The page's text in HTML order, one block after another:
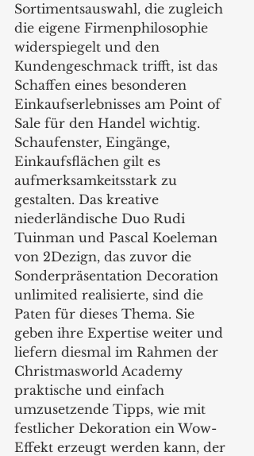
Sortimentsauswahl, die zugleich
die eigene Firmenphilosophie
widerspiegelt und den
Kundengeschmack trifft, ist das
Schaffen eines besonderen
Einkaufserlebnisses am Point of
Sale für den Handel wichtig.
Schaufenster, Eingänge,
Einkaufsflächen gilt es
aufmerksamkeitsstark zu
gestalten. Das kreative
niederländische Duo Rudi
Tuinman und Pascal Koeleman
von 2Dezign, das zuvor die
Sonderpräsentation Decoration
unlimited realisierte, sind die
Paten für dieses Thema. Sie
geben ihre Expertise weiter und
liefern diesmal im Rahmen der
Christmasworld Academy
praktische und einfach
umzusetzende Tipps, wie mit
festlicher Dekoration ein Wow-
Effekt erzeugt werden kann, der